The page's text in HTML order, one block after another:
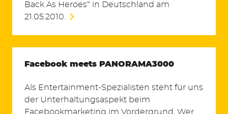
Back As Heroes“ in Deutschland am
21.05.2010.
Facebook meets PANORAMA3000
Als Entertainment-Spezialisten steht für uns
der Unterhaltungsaspekt beim
Facebookmarketing im Vordergrund. Wer